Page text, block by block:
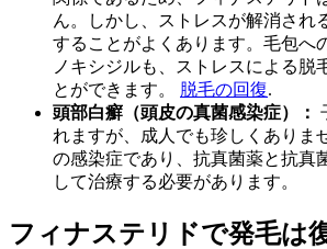
ん。しかし、ストレスが解消され
することがよくあります。毛包へ
ノキシジルも、ストレスによる脱
とができます。 脱毛の回復.
頭部白癬（頭皮の真菌感染症）：
れますが、成人でも珍しくありま
の感染症であり、抗真菌薬と抗真
して治療する必要があります。
フィナステリドで発毛は